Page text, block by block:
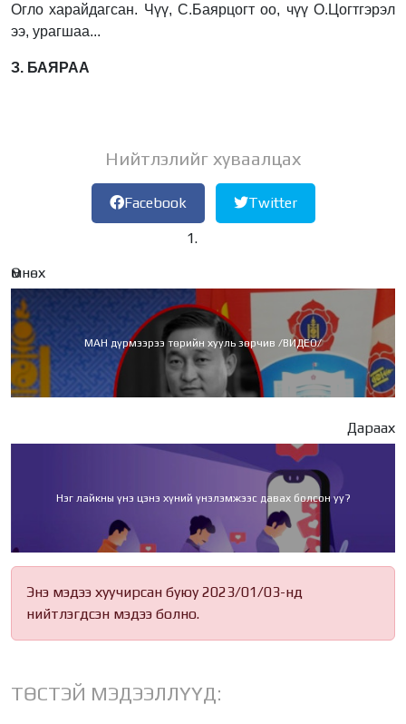
Огло харайдагсан. Чүү, С.Баярцогт оо, чүү О.Цогтгэрэл
ээ, урагшаа...
З. БАЯРАА
Нийтлэлийг хуваалцах
Facebook Twitter
Өмнөх
МАН дүрмээрээ төрийн хууль зөрчив /ВИДЕО/
Дараах
Нэг лайкны үнэ цэнэ хүний үнэлэмжээс давах болсон уу?
Энэ мэдээ хуучирсан буюу 2023/01/03-нд
нийтлэгдсэн мэдээ болно.
ТӨСТЭЙ МЭДЭЭЛЛҮҮД: